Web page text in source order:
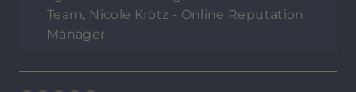
Team, Nicole Krötz - Online Reputation
Manager